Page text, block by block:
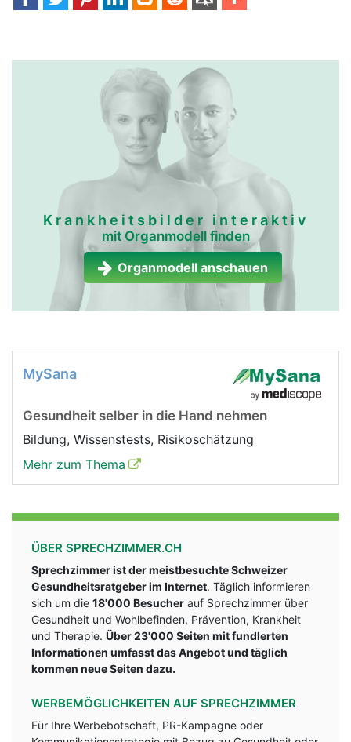
Krankheitsbilder interaktiv
mit Organmodell finden
Organmodell anschauen
MySana
Gesundheit selber in die Hand nehmen
Bildung, Wissenstests, Risikoschätzung
Mehr zum Thema
ÜBER SPRECHZIMMER.CH
Sprechzimmer ist der meistbesuchte Schweizer
Gesundheitsratgeber im Internet. Täglich informieren
sich um die 18'000 Besucher auf Sprechzimmer über
Gesundheit und Wohlbefinden, Prävention, Krankheit
und Therapie. Über 23'000 Seiten mit fundlerten
Informationen umfasst das Angebot und täglich
kommen neue Seiten dazu.
WERBEMÖGLICHKEITEN AUF SPRECHZIMMER
Für Ihre Werbebotschaft, PR-Kampagne oder